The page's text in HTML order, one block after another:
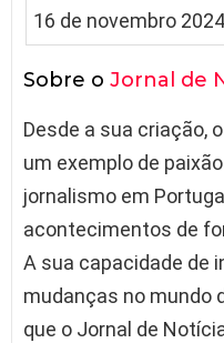
Sobre o Jornal de
Desde a sua criação,
um exemplo de
jornalismo em
acontecimentos de
A sua capacidade de
mudanças no mundo
que o Jornal de